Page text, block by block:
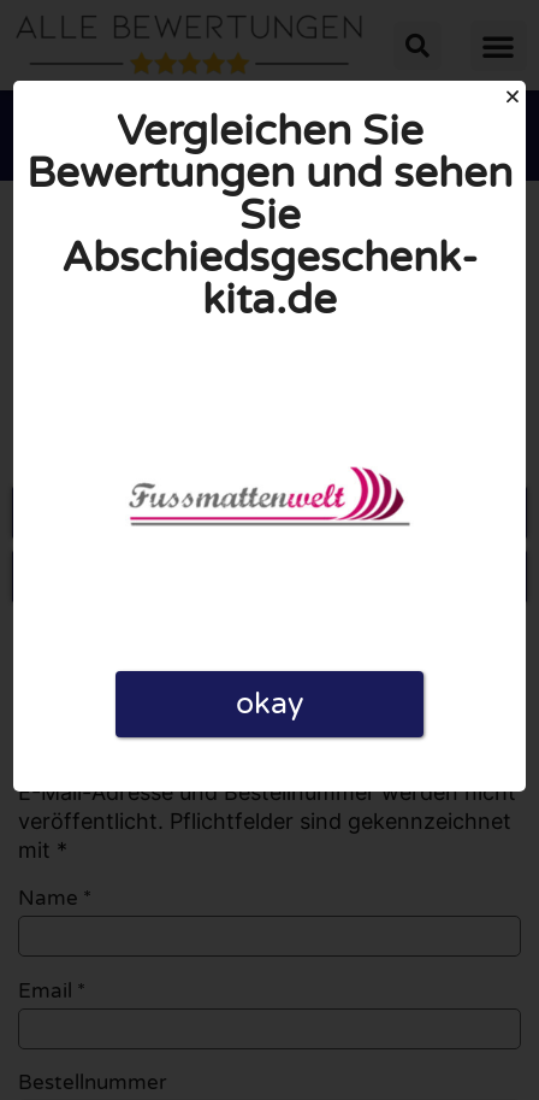
Öffne Abschiedsgeschenk-kita.de
Anzahl der Bewertungen: 0
Eine Bewertung schreiben
E-Mail-Adresse und Bestellnummer werden nicht
veröffentlicht. Pflichtfelder sind gekennzeichnet
mit *
Name *
Email *
Bestellnummer
Vergleichen Sie
Bewertungen und sehen
Sie
Abschiedsgeschenk-
kita.de
okay